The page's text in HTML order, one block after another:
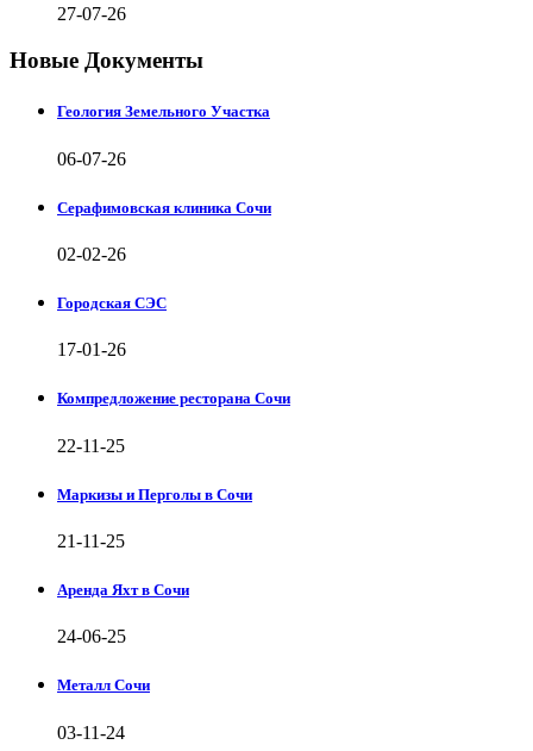
27-07-26
Новые Документы
Геология Земельного Участка
06-07-26
Серафимовская клиника Сочи
02-02-26
Городская СЭС
17-01-26
Компредложение ресторана Сочи
22-11-25
Маркизы и Перголы в Сочи
21-11-25
Аренда Яхт в Сочи
24-06-25
Металл Сочи
03-11-24